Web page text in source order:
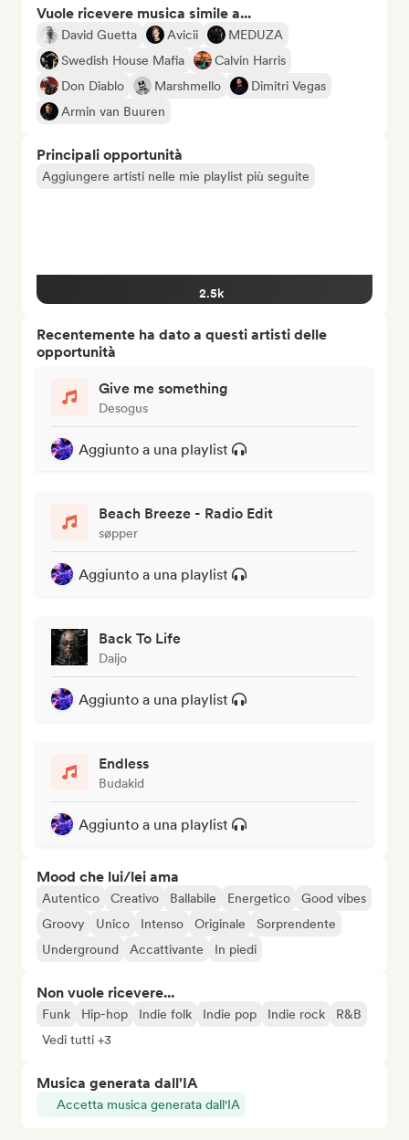
Vuole ricevere musica simile a...
David Guetta Avicii
MEDUZA
Swedish House Mafia
Calvin Harris
Don Diablo
Marshmello
Dimitri Vegas
Armin van Buuren
Principali opportunità
Aggiungere artisti nelle mie playlist più seguite
2.5k
Recentemente ha dato a questi artisti delle
opportunità
Give me something
Desogus
Aggiunto a una playlist
Beach Breeze - Radio Edit
søpper
Aggiunto a una playlist
Back To Life
Daijo
Aggiunto a una playlist
Endless
Budakid
Aggiunto a una playlist
Mood che lui/lei ama
Autentico Creativo Ballabile Energetico
Good vibes
Groovy
Unico Intenso Originale
Sorprendente
Underground
Accattivante In piedi
Non vuole ricevere...
Funk Hip-hop Indie folk Indie pop Indie rock
R&B
Vedi tutti +3
Musica generata dall'IA
Accetta musica generata dall'IA